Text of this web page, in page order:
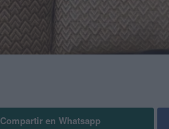
Compartir en Whatsapp